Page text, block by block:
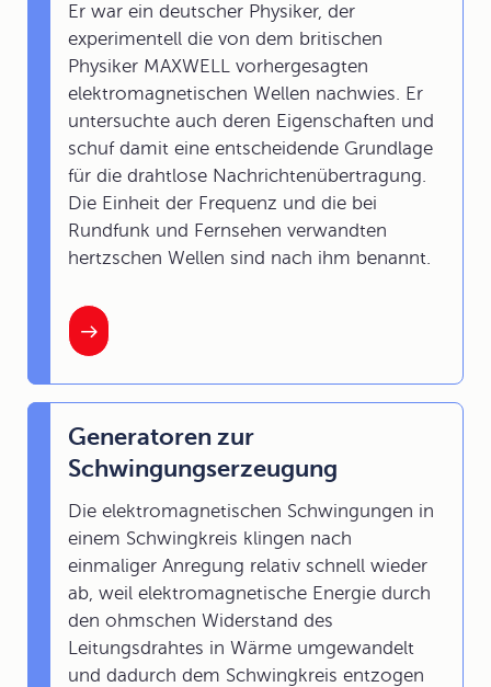
Er war ein deutscher Physiker, der
experimentell die von dem britischen
Physiker MAXWELL vorhergesagten
elektromagnetischen Wellen nachwies. Er
untersuchte auch deren Eigenschaften und
schuf damit eine entscheidende Grundlage
für die drahtlose Nachrichtenübertragung.
Die Einheit der Frequenz und die bei
Rundfunk und Fernsehen verwandten
hertzschen Wellen sind nach ihm benannt.
Generatoren zur
Schwingungserzeugung
Die elektromagnetischen Schwingungen in
einem Schwingkreis klingen nach
einmaliger Anregung relativ schnell wieder
ab, weil elektromagnetische Energie durch
den ohmschen Widerstand des
Leitungsdrahtes in Wärme umgewandelt
und dadurch dem Schwingkreis entzogen